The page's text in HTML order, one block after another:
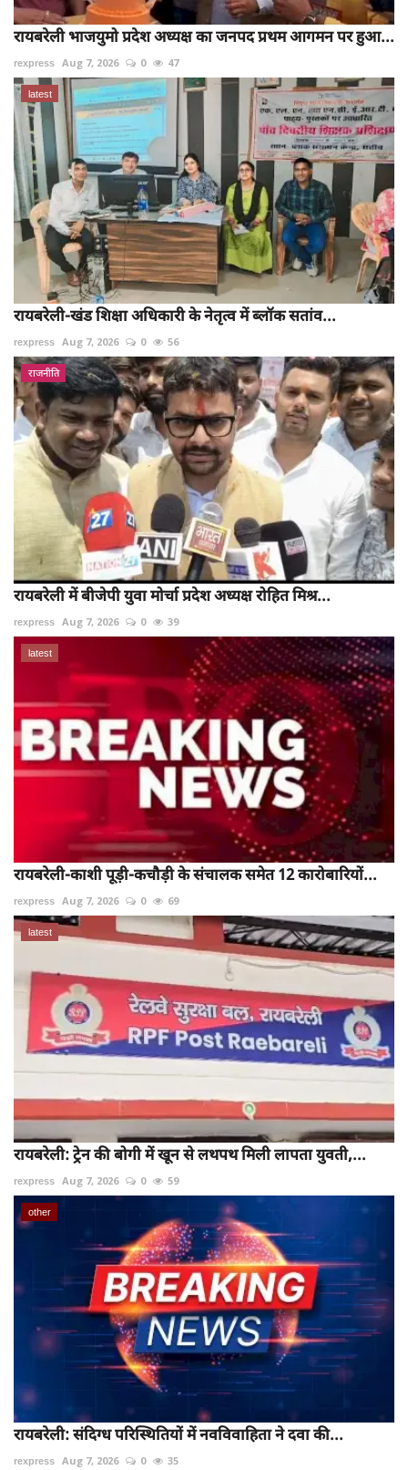
रायबरेली भाजयुमो प्रदेश अध्यक्ष का जनपद प्रथम आगमन पर हुआ...
rexpress Aug 7, 2026 0 47
latest
रायबरेली-खंड शिक्षा अधिकारी के नेतृत्व में ब्लॉक सतांव...
rexpress Aug 7, 2026 0 56
राजनीति
रायबरेली में बीजेपी युवा मोर्चा प्रदेश अध्यक्ष रोहित मिश्र...
rexpress Aug 7, 2026 0 39
latest
रायबरेली-काशी पूड़ी-कचौड़ी के संचालक समेत 12 कारोबारियों...
rexpress Aug 7, 2026 0 69
latest
रायबरेली: ट्रेन की बोगी में खून से लथपथ मिली लापता युवती,...
rexpress Aug 7, 2026 0 59
other
रायबरेली: संदिग्ध परिस्थितियों में नवविवाहिता ने दवा की...
rexpress Aug 7, 2026 0 35